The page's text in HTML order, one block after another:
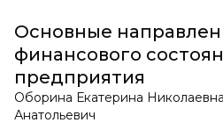
Основные
финансового
предприятия
Оборина Екатерина
Анатольевич